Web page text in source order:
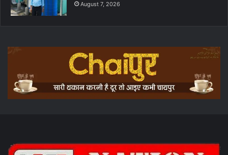
August 7, 2026